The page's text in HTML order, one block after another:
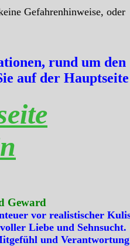
Gefahrenhinweise, oder
rund um den
auf der
Geward
vor realistischer
Liebe und Sehnsucht.
und